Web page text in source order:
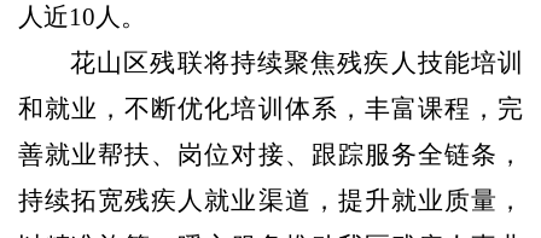
人近10人。
花山区残联将持续聚焦残疾人 技能培训
和就业 ，不断优化培训体系，丰富课程，完
善就业帮扶、岗位对接、跟踪服务全链条，
持续拓宽残疾人就业渠道 ， 提升就业质量，